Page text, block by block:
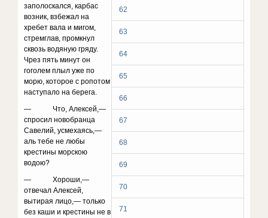
62
63
64
65
66
67
68
69
70
71
заполоскался, карбас
возник, взбежал на
хребет вала и мигом,
стремглав, промкнул
сквозь водяную гряду.
Чрез пять минут он
гоголем плыл уже по
морю, которое с ропотом
наступало на берега.
— Что, Алексей,—
спросил новобранца
Савелий, усмехаясь,—
аль тебе не любы
крестины морскою
водою?
— Хороши,—
отвечал Алексей,
вытирая лицо,— только
без каши и крестины не в